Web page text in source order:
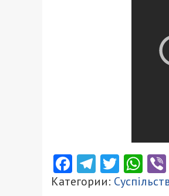
Facebook
Telegram
Категории: